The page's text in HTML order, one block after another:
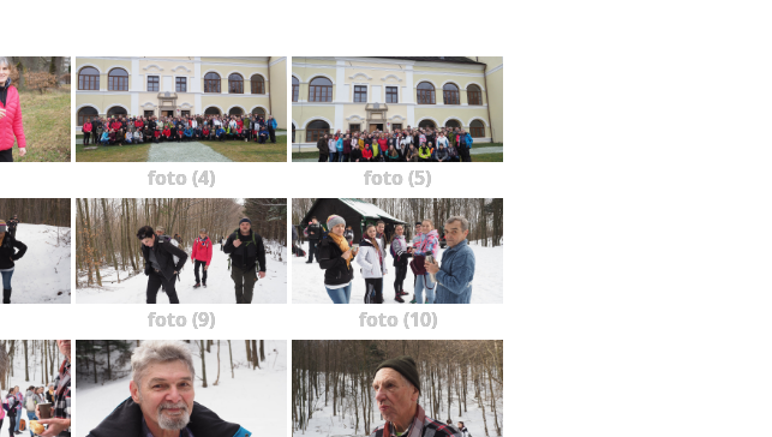
foto (4) foto (5)
foto (9) foto (10)